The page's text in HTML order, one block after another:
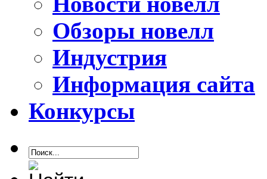
Обзоры новелл
Индустрия
Информация сайта
Конкурсы